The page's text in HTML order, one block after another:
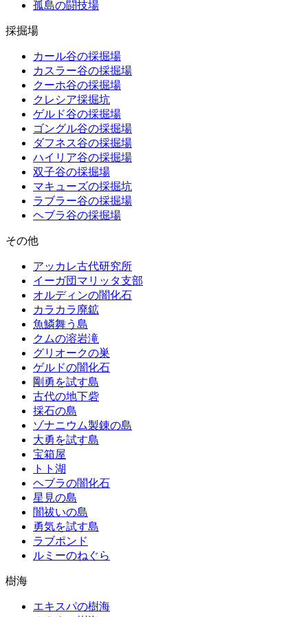
孤島の闘技場
採掘場
カール谷の採掘場
カスラー谷の採掘場
クーホ谷の採掘場
クレシア採掘坑
ゲルド谷の採掘場
ゴングル谷の採掘場
ダフネス谷の採掘場
ハイリア谷の採掘場
双子谷の採掘場
マキューズの採掘坑
ラブラー谷の採掘場
ヘブラ谷の採掘場
その他
アッカレ古代研究所
イーガ団マリッタ支部
オルディンの闇化石
カラカラ廃鉱
魚鱗舞う島
クムの溶岩滝
グリオークの巣
ゲルドの闇化石
剛勇を試す島
古代の地下砦
採石の島
ゾナニウム製錬の島
大勇を試す島
宝箱屋
トト湖
ヘブラの闇化石
星見の島
闇祓いの島
勇気を試す島
ラブポンド
ルミーのねぐら
樹海
エキスパの樹海